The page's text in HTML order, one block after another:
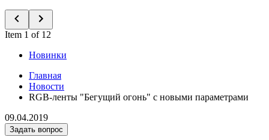
Item 1 of 12
Новинки
Главная
Новости
RGB-ленты "Бегущий огонь" с новыми параметрами
09.04.2019
Задать вопрос